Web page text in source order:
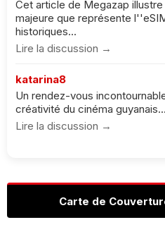
Cet article de Megazap
majeure que représente
historiques...
Lire la discussion →
katarina8
Un rendez-vous
créativité du cinéma
Lire la discussion →
Carte de